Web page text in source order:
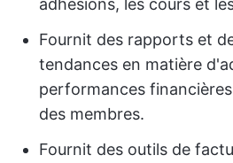
adhésions, les cours et
Fournit des rapports et
tendances en matière
performances
des membres.
Fournit des outils de